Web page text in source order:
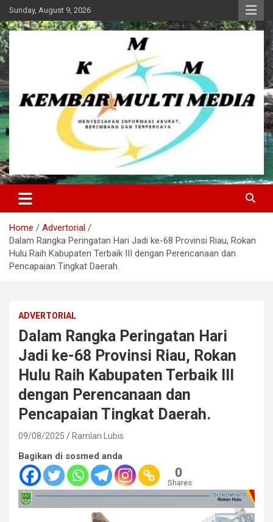
Skip
to
content
Sunday, August 9, 2026
Kembar Multi Media
Home
Advertorial
Dalam Rangka Peringatan Hari Jadi ke-68 Provinsi Riau, Rokan
Hulu Raih Kabupaten Terbaik III dengan Perencanaan dan
Pencapaian Tingkat Daerah.
ADVERTORIAL
Dalam Rangka Peringatan Hari
Jadi ke-68 Provinsi Riau, Rokan
Hulu Raih Kabupaten Terbaik III
dengan Perencanaan dan
Pencapaian Tingkat Daerah.
09/08/2025 Ramlan Lubis
Bagikan di sosmed anda
0
Shares